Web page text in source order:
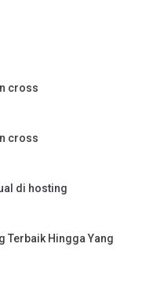
cross
cross
di hosting
Terbaik Hingga Yang